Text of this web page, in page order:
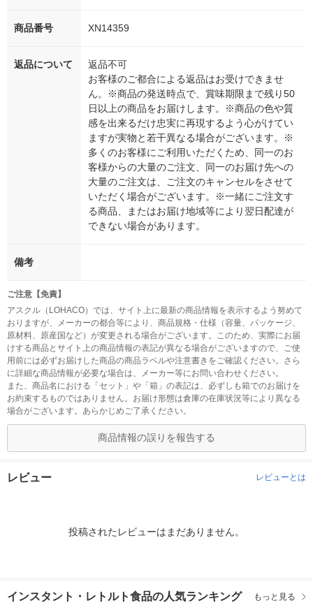
商品番号 XN14359
返品について
返品不可
お客様のご都合による返品はお受けできませ
ん。※商品の発送時点で、賞味期限まで残り50
日以上の商品をお届けします。※商品の色や質
感を出来るだけ忠実に再現するよう心がけてい
ますが実物と若干異なる場合がございます。※
多くのお客様にご利用いただくため、同一のお
客様からの大量のご注文、同一のお届け先への
大量のご注文は、ご注文のキャンセルをさせて
いただく場合がございます。※一緒にご注文す
る商品、またはお届け地域等により翌日配達が
できない場合があります。
備考
ご注意【免責】
アスクル（LOHACO）では、サイト上に最新の商品情報を表示するよう努めて
おりますが、メーカーの都合等により、商品規格・仕様（容量、パッケージ、
原材料、原産国など）が変更される場合がございます。このため、実際にお届
けする商品とサイト上の商品情報の表記が異なる場合がございますので、ご使
用前には必ずお届けした商品の商品ラベルや注意書きをご確認ください。さら
に詳細な商品情報が必要な場合は、メーカー等にお問い合わせください。
また、商品名における「セット」や「箱」の表記は、必ずしも箱でのお届けを
お約束するものではありません。お届け形態は倉庫の在庫状況等により異なる
場合がございます。あらかじめご了承ください。
商品情報の誤りを報告する
レビュー レビューとは
投稿されたレビューはまだありません。
インスタント・レトルト食品の人気ランキング もっと見る